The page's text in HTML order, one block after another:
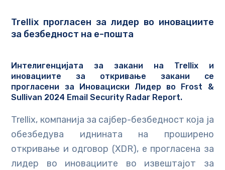
Trellix прогласен за лидер во иновациите
за безбедност на е-пошта
Интелигенцијата за закани на Trellix и
иновациите за откривање закани се
прогласени за Иновациски Лидер во Frost &
Sullivan 2024 Email Security Radar Report.
Trellix, компанија за сајбер-безбедност која ја
обезбедува иднината на проширено
откривање и одговор (XDR), е прогласена за
лидер во иновациите во извештајот за